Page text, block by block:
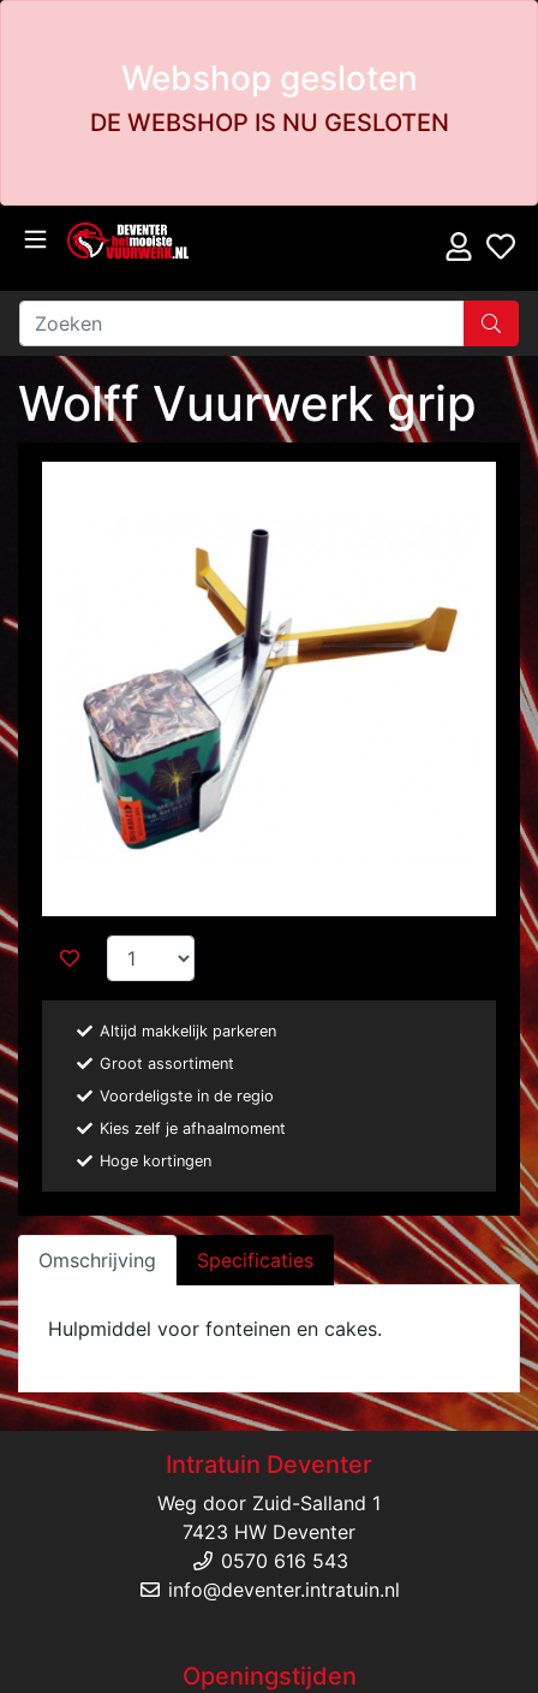
Webshop gesloten
DE WEBSHOP IS NU GESLOTEN
Wolff Vuurwerk grip
Altijd makkelijk parkeren
Groot assortiment
Voordeligste in de regio
Kies zelf je afhaalmoment
Hoge kortingen
Omschrijving Specificaties
Hulpmiddel voor fonteinen en cakes.
Intratuin Deventer
Weg door Zuid-Salland 1
7423 HW Deventer
0570 616 543
info@deventer.intratuin.nl
Openingstijden